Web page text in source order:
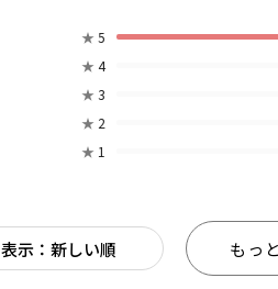
★ 5
★ 4
★ 3
★ 2
★ 1
表示：新しい順 もっ